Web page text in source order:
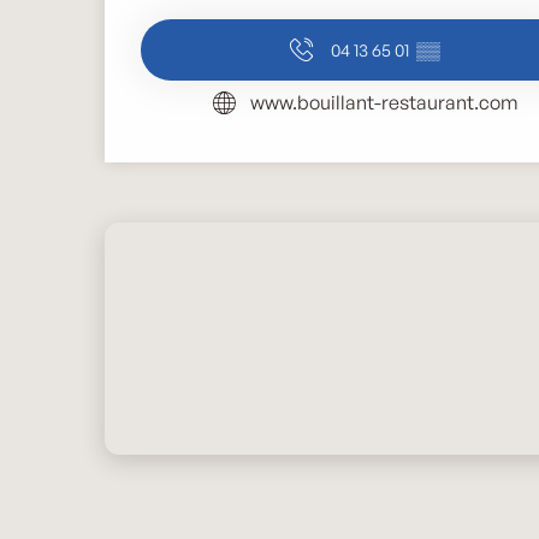
04 13 65 01 ▒▒
www.bouillant-restaurant.com